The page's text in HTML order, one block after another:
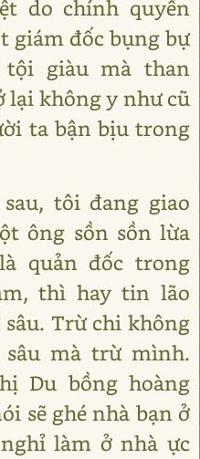
do chính quyền
giám đốc bụng bự
giàu mà than
lại không y như cũ
ta bận bịu trong
tôi đang giao
ông sồn sồn lừa
quản đốc trong
thì hay tin lão
Trừ chi không
mà trừ mình.
Du bồng hoàng
sẽ ghé nhà bạn ở
làm ở nhà ực